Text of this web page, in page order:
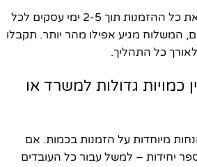
אנחנו משתדלים לשלוח את כל ההזמנות תוך 2-5 ימי עסקים לכל
המשלוח מגיע אפילו מהר יותר. תקבלו
כל התהליך.
גדולות למשרד או
מיוחדות על הזמנות בכמות. אם
יחידות – למשל עבור כל העובדים